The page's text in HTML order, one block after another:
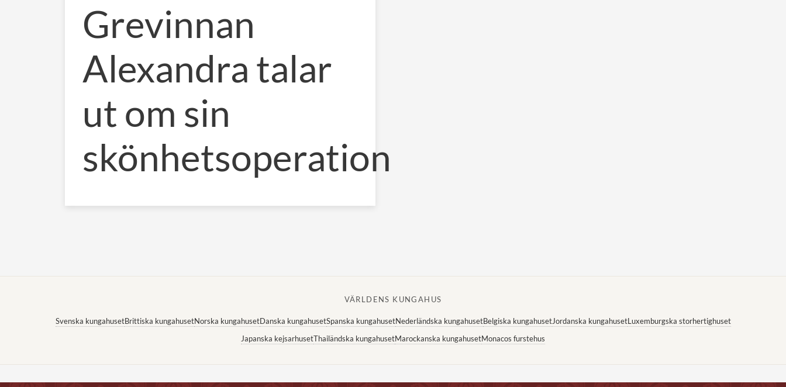
Grevinnan
Alexandra talar
ut om sin
skönhetsoperation
VÄRLDENS KUNGAHUS
Svenska kungahusetBrittiska kungahusetNorska kungahusetDanska kungahusetSpanska kungahusetNederländska kungahusetBelgiska kungahusetJordanska kungahusetLuxemburgska storhertighuset
Japanska kejsarhusetThailändska kungahusetMarockanska kungahusetMonacos furstehus